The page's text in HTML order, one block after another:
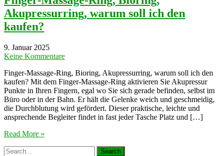
Akupressurring, warum soll ich den
kaufen?
9. Januar 2025
Keine Kommentare
Finger-Massage-Ring, Bioring, Akupressurring, warum soll ich den
kaufen? Mit dem Finger-Massage-Ring aktivieren Sie Akupressur
Punkte in Ihren Fingern, egal wo Sie sich gerade befinden, selbst im
Büro oder in der Bahn. Er hält die Gelenke weich und geschmeidig,
die Durchblutung wird gefördert. Dieser praktische, leichte und
ansprechende Begleiter findet in fast jeder Tasche Platz und […]
Read More »